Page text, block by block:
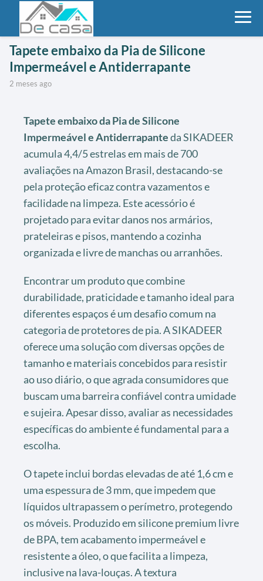
Tapete embaixo da Pia de Silicone
Impermeável e Antiderrapante
2 meses ago
Tapete embaixo da Pia de Silicone
Impermeável e Antiderrapanteda SIKADEER
acumula 4,4/5 estrelas em mais de 700
avaliações na Amazon Brasil, destacando-se
pela proteção eficaz contra vazamentos e
facilidade na limpeza. Este acessório é
projetado para evitar danos nos armários,
prateleiras e pisos, mantendo a cozinha
organizada e livre de manchas ou arranhões.
Encontrar um produto que combine
durabilidade, praticidade e tamanho ideal para
diferentes espaços é um desafio comum na
categoria de protetores de pia. A SIKADEER
oferece uma solução com diversas opções de
tamanho e materiais concebidos para resistir
ao uso diário, o que agrada consumidores que
buscam uma barreira confiável contra umidade
e sujeira. Apesar disso, avaliar as necessidades
específicas do ambiente é fundamental para a
escolha.
O tapete inclui bordas elevadas de até 1,6 cm e
uma espessura de 3 mm, que impedem que
líquidos ultrapassem o perímetro, protegendo
os móveis. Produzido em silicone premium livre
de BPA, tem acabamento impermeável e
resistente a óleo, o que facilita a limpeza,
inclusive na lava-louças. A textura